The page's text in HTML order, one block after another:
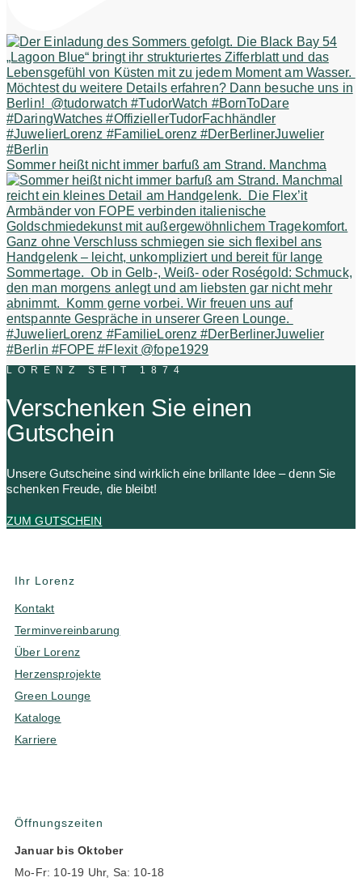
Sommer heißt nicht immer barfuß am Strand. Manchma
LORENZ SEIT 1874
Verschenken Sie einen
Gutschein
Unsere Gutscheine sind wirklich eine brillante Idee – denn Sie
schenken Freude, die bleibt!
ZUM GUTSCHEIN
Ihr Lorenz
Kontakt
Terminvereinbarung
Über Lorenz
Herzensprojekte
Green Lounge
Kataloge
Karriere
Öffnungszeiten
Januar bis Oktober
Mo-Fr: 10-19 Uhr, Sa: 10-18